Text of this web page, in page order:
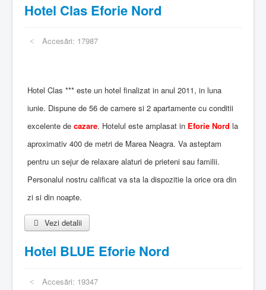
Hotel Clas Eforie Nord
Accesări: 17987
Hotel Clas *** este un hotel finalizat in anul 2011, in luna
iunie. Dispune de 56 de camere si 2 apartamente cu conditii
excelente de cazare. Hotelul este amplasat in Eforie Nord la
aproximativ 400 de metri de Marea Neagra. Va asteptam
pentru un sejur de relaxare alaturi de prieteni sau familii.
Personalul nostru calificat va sta la dispozitie la orice ora din
zi si din noapte.
Vezi detalii
Hotel BLUE Eforie Nord
Accesări: 19347